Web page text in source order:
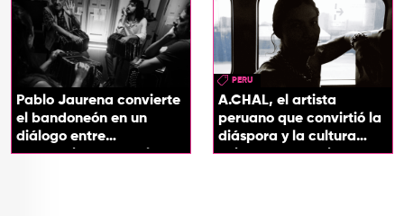
Pablo Jaurena convierte
el bandoneón en un
diálogo entre
generaciones con el
PERU
A.CHAL, el artista
peruano que convirtió la
diáspora y la cultura
chicha en su sonido